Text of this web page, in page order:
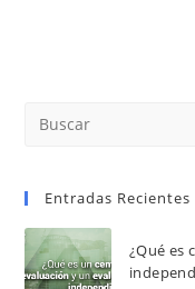
Entradas Recientes
¿Qué es